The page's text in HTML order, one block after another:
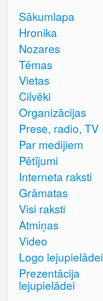
Sākumlapa
Hronika
Nozares
Tēmas
Vietas
Cilvēki
Organizācijas
Prese, radio, TV
Par medijiem
Pētījumi
Interneta raksti
Grāmatas
Visi raksti
Atmiņas
Video
Logo lejupielādei
Prezentācija
lejupielādei